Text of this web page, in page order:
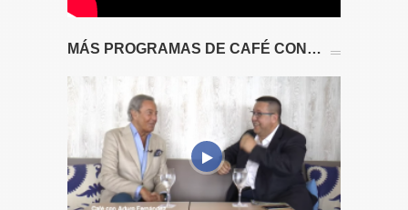
MÁS PROGRAMAS DE CAFÉ CON…